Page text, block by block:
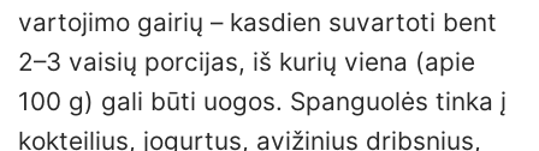
vartojimo gairių – kasdien suvartoti bent
2–3 vaisių porcijas, iš kurių viena (apie
100 g) gali būti uogos. Spanguolės tinka į
kokteilius, jogurtus, avižinius dribsnius,